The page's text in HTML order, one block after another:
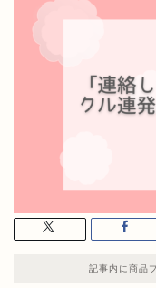
記事内に商品